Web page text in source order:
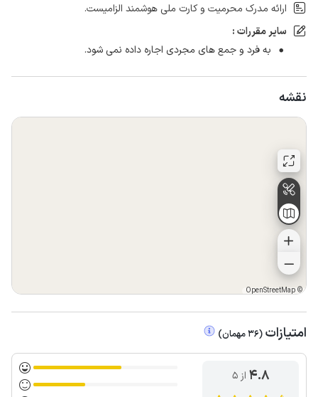
ارائه مدرک محرمیت و کارت ملی هوشمند الزامیست.
سایر مقررات :
به فرد و جمع های مجردی اجاره داده نمی شود.
نقشه
©
OpenStreetMap
امتیازات (
36مهمان)
4.8 از ۵